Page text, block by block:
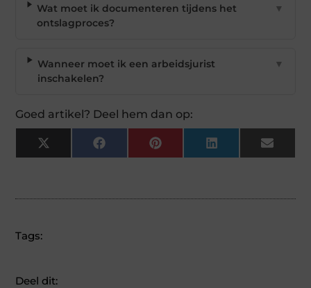
Wat moet ik documenteren tijdens het
ontslagproces?
▼
Wanneer moet ik een arbeidsjurist
inschakelen?
▼
Goed artikel? Deel hem dan op:
X
(Twitter)
Facebook Pinterest LinkedIn Email
Tags:
Deel dit: